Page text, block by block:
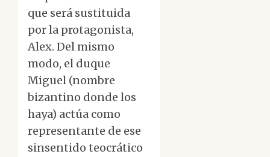
que será sustituida
por la protagonista,
Alex. Del mismo
modo, el duque
Miguel (nombre
bizantino donde los
haya) actúa como
representante de ese
sinsentido teocrático